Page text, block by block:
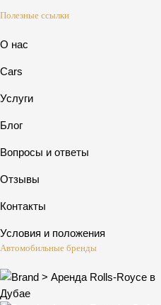
Полезные ссылки
О нас
Cars
Услуги
Блог
Вопросы и ответы
Отзывы
Контакты
Условия и положения
Автомобильные бренды